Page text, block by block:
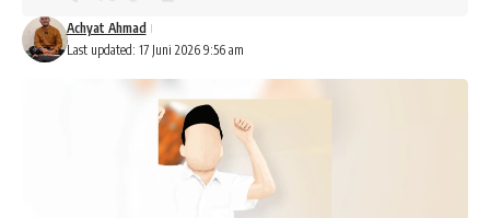
Last updated: 17 Juni 2026 9:56 am
Achyat Ahmad